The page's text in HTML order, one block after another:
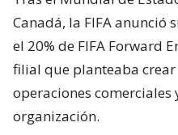
Canadá, la FIFA anunció
el 20% de FIFA Forward
filial que planteaba
operaciones comerciales
organización.